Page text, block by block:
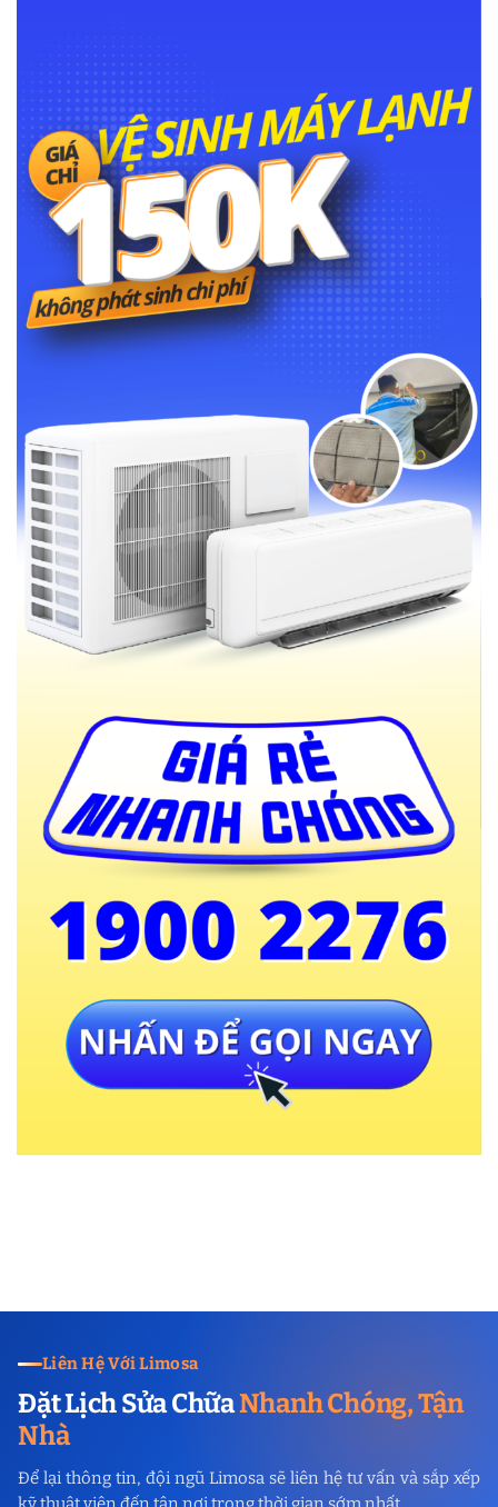
Liên Hệ Với Limosa
Đặt Lịch Sửa ChữaNhanh Chóng, Tận
Nhà
Để lại thông tin, đội ngũ Limosa sẽ liên hệ tư vấn và sắp xếp